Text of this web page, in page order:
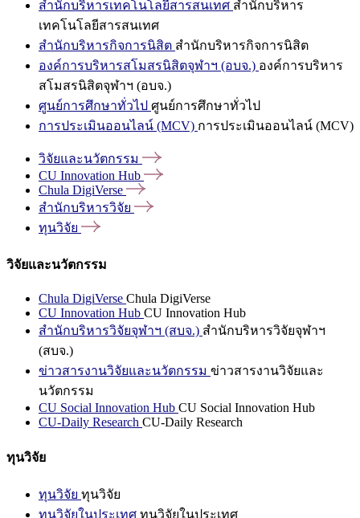
สำนักบริหารเทคโนโลยีสารสนเทศ สำนักบริหาร
เทคโนโลยีสารสนเทศ
สำนักบริหารกิจการนิสิต สำนักบริหารกิจการนิสิต
องค์การบริหารสโมสรนิสิตจุฬาฯ (อบจ.) องค์การบริหาร
สโมสรนิสิตจุฬาฯ (อบจ.)
ศูนย์การศึกษาทั่วไป ศูนย์การศึกษาทั่วไป
การประเมินออนไลน์ (MCV) การประเมินออนไลน์ (MCV)
วิจัยและนวัตกรรม
CU Innovation Hub
Chula DigiVerse
สำนักบริหารวิจัย
ทุนวิจัย
วิจัยและนวัตกรรม
Chula DigiVerse Chula DigiVerse
CU Innovation Hub CU Innovation Hub
สำนักบริหารวิจัยจุฬาฯ (สบจ.) สำนักบริหารวิจัยจุฬาฯ
(สบจ.)
ข่าวสารงานวิจัยและนวัตกรรม ข่าวสารงานวิจัยและ
นวัตกรรม
CU Social Innovation Hub CU Social Innovation Hub
CU-Daily Research CU-Daily Research
ทุนวิจัย
ทุนวิจัย ทุนวิจัย
ทุนวิจัยในประเทศ ทุนวิจัยในประเทศ